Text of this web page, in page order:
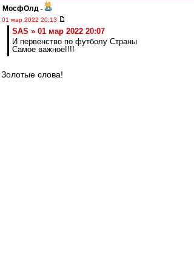
МосфОлд -
01 мар 2022 20:13
SAS » 01 мар 2022 20:07
И первенство по футболу Страны
Самое важное!!!!
Золотые слова!